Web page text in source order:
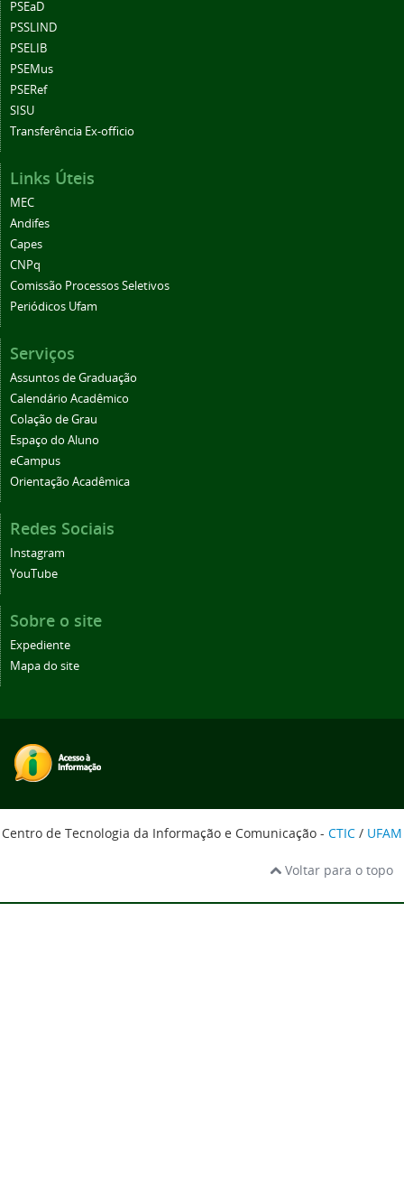
PSEaD
PSSLIND
PSELIB
PSEMus
PSERef
SISU
Transferência Ex-officio
Links Úteis
MEC
Andifes
Capes
CNPq
Comissão Processos Seletivos
Periódicos Ufam
Serviços
Assuntos de Graduação
Calendário Acadêmico
Colação de Grau
Espaço do Aluno
eCampus
Orientação Acadêmica
Redes Sociais
Instagram
YouTube
Sobre o site
Expediente
Mapa do site
Centro de Tecnologia da Informação e Comunicação - CTIC / UFAM
Voltar para o topo